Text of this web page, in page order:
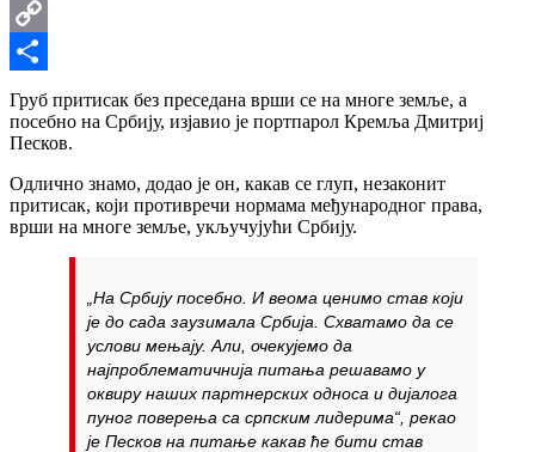
Email
Copy
Link
Share
Груб притисак без преседана врши се на многе земље, а
посебно на Србију, изјавио је портпарол Кремља Дмитриј
Песков.
Одлично знамо, додао је он, какав се глуп, незаконит
притисак, који противречи нормама међународног права,
врши на многе земље, укључујући Србију.
„На Србију посебно. И веома ценимо став који
је до сада заузимала Србија. Схватамо да се
услови мењају. Али, очекујемо да
најпроблематичнија питања решавамо у
оквиру наших партнерских односа и дијалога
пуног поверења са српским лидерима“, рекао
је Песков на питање какав ће бити став